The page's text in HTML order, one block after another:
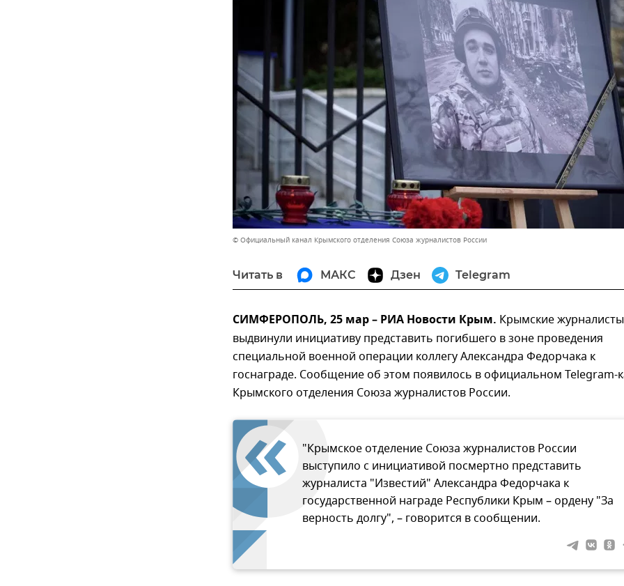
© Официальный канал Крымского отделения Союза журналистов России
Читать в МАКС Дзен Telegram
СИМФЕРОПОЛЬ, 25 мар – РИА Новости Крым. Крымские журналисты
выдвинули инициативу представить погибшего в зоне проведения
специальной военной операции коллегу Александра Федорчака к
госнаграде. Сообщение об этом появилось в официальном Telegram-
Крымского отделения Союза журналистов России.
"Крымское отделение Союза журналистов России
выступило с инициативой посмертно представить
журналиста "Известий" Александра Федорчака к
государственной награде Республики Крым – ордену "За
верность долгу", – говорится в сообщении.